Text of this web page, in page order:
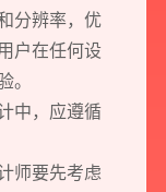
分辨率，优
户在任何设
。
中，应遵循
师要先考虑